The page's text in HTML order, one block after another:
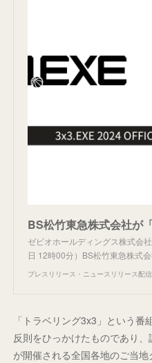
ゼビオホールディングス株式会
日 12時00分）BS松竹東急株式
プレスリリース・ニュースリリース配
「トラベリング3x3」という
反則をひっかけたものであり
が開催される全国各地のご当地